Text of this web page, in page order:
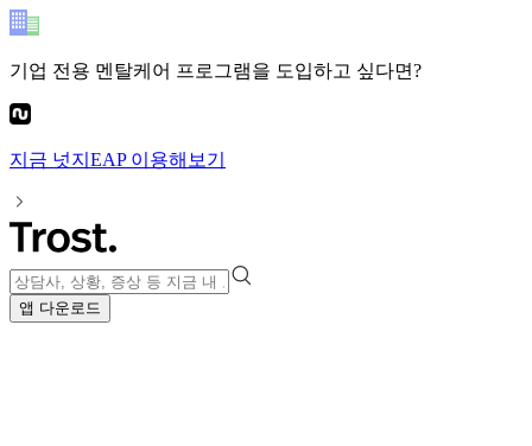
기업 전용 멘탈케어 프로그램을 도입하고 싶다면?
지금 넛지EAP이용해보기
앱 다운로드